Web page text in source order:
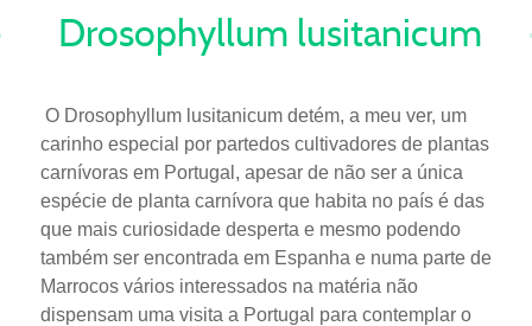
Drosophyllum lusitanicum
O Drosophyllum lusitanicum detém, a meu ver, um
carinho especial por partedos cultivadores de plantas
carnívoras em Portugal, apesar de não ser a única
espécie de planta carnívora que habita no país é das
que mais curiosidade desperta e mesmo podendo
também ser encontrada em Espanha e numa parte de
Marrocos vários interessados na matéria não
dispensam uma visita a Portugal para contemplar o